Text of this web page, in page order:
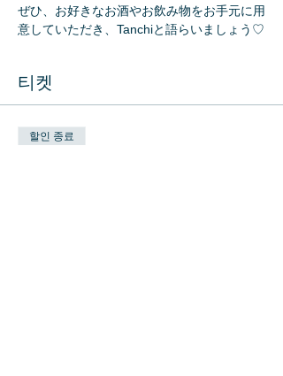
ぜひ、お好きなお酒やお飲み物をお手元に用
意していただき、Tanchiと語らいましょう♡
티켓
할인 종료